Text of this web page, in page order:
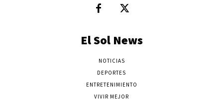
El Sol News
NOTICIAS
DEPORTES
ENTRETENIMIENTO
VIVIR MEJOR